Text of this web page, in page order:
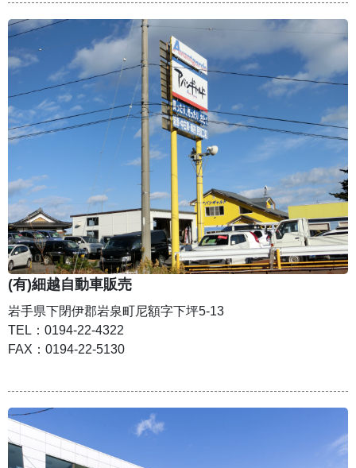
(有)細越自動車販売
岩手県下閉伊郡岩泉町尼額字下坪5-13
TEL：0194-22-4322
FAX：0194-22-5130